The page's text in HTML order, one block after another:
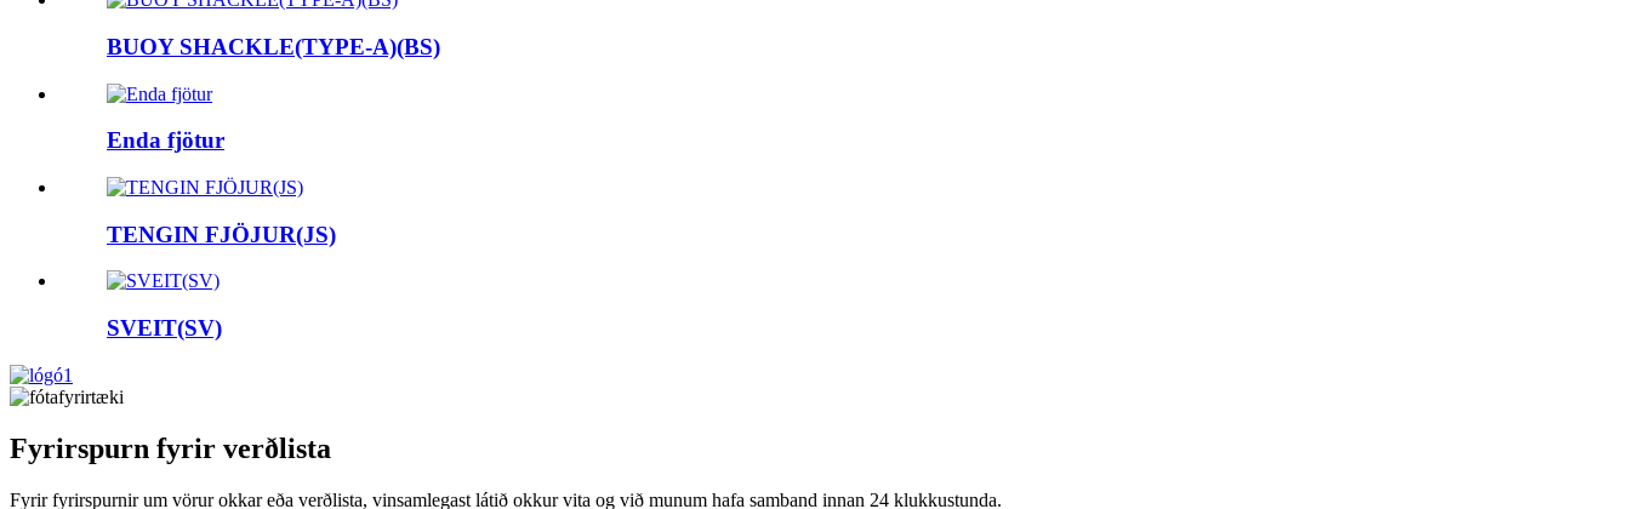
BUOY SHACKLE(TYPE-A)(BS)
Enda fjötur
TENGIN FJÖJUR(JS)
SVEIT(SV)
Fyrirspurn fyrir verðlista
Fyrir fyrirspurnir um vörur okkar eða verðlista, vinsamlegast látið okkur vita og við munum hafa samband innan 24 klukkustunda.